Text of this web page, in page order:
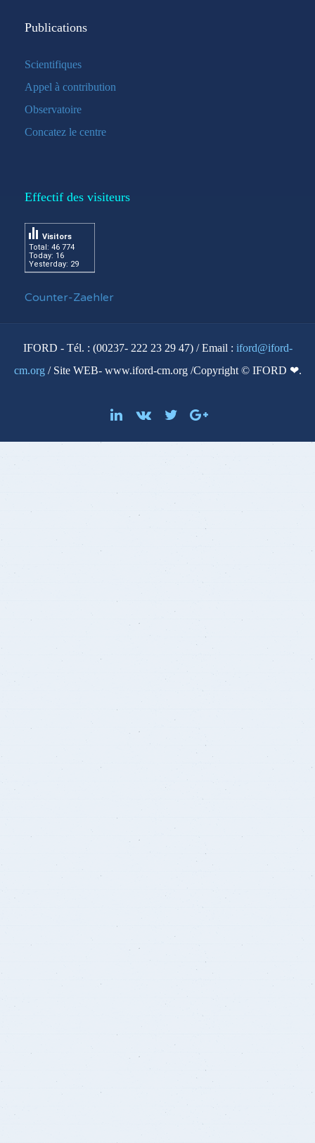
Publications
Scientifiques
Appel à contribution
Observatoire
Concatez le centre
Effectif des visiteurs
Total: 46 774
Today: 16
Yesterday: 29
Visitors
Counter-Zaehler
IFORD - Tél. : (00237- 222 23 29 47) / Email : iford@iford-
cm.org / Site WEB- www.iford-cm.org /Copyright © IFORD ❤.